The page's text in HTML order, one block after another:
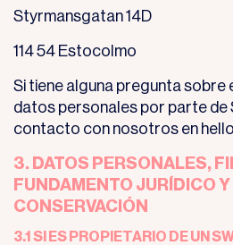
Styrmansgatan 14D
114 54 Estocolmo
Si tiene alguna pregunta sobre
datos personales por parte de
contacto con nosotros en
3. DATOS PERSONALES,
FUNDAMENTO JURÍDICO
CONSERVACIÓN
3.1 SI ES PROPIETARIO DE UN